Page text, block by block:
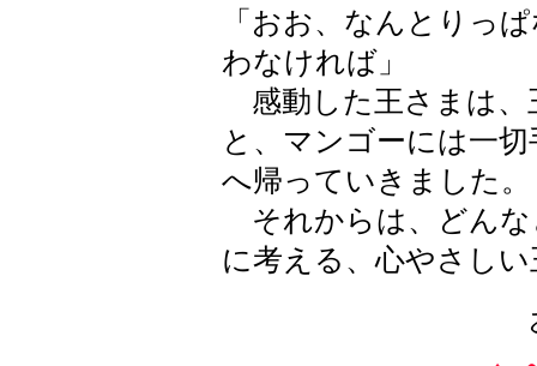
「おお、なんとりっ
わなければ」
感動した王さまは、
と、マンゴーには一
へ帰っていきました。
それからは、どんな
に考える、心やさし